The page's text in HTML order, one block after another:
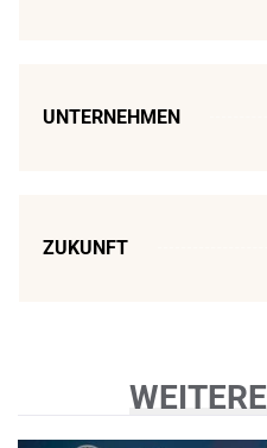
UNTERNEHMEN
ZUKUNFT
WEITERE